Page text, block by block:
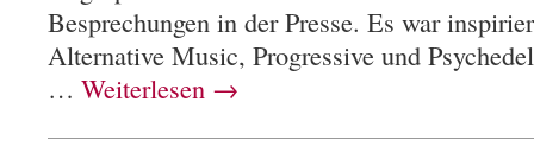
Besprechungen in der Presse. Es war
Alternative Music, Progressive und
… Weiterlesen →